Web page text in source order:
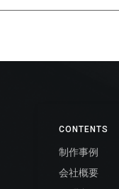
CONTENTS
制作事例
会社概要